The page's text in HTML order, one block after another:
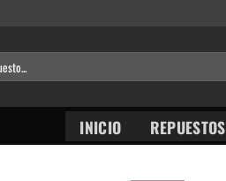
INICIO REPUESTOS